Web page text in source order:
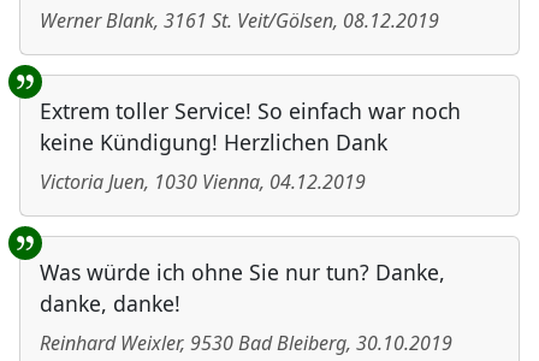
Werner Blank, 3161 St. Veit/Gölsen, 08.12.2019
Extrem toller Service! So einfach war noch
keine Kündigung! Herzlichen Dank
Victoria Juen, 1030 Vienna, 04.12.2019
Was würde ich ohne Sie nur tun? Danke,
danke, danke!
Reinhard Weixler, 9530Bad Bleiberg, 30.10.2019